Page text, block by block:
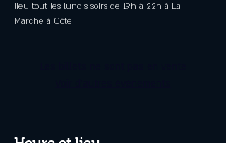
lieu tout les lundis soirs de 19h à 22h à La
Marche à Côté